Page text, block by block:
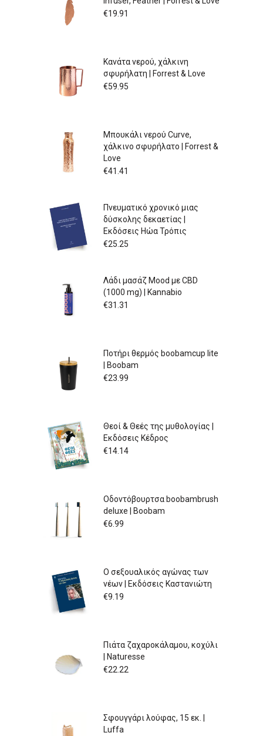
€19.91
Κανάτα νερού, χάλκινη
σφυρήλατη | Forrest & Love
€59.95
Μπουκάλι νερού Curve,
χάλκινο σφυρήλατο | Forrest &
Love
€41.41
Πνευματικό χρονικό μιας
δύσκολης δεκαετίας |
Εκδόσεις Ηώα Τρόπις
€25.25
Λάδι μασάζ Mood με CBD
(1000 mg) | Kannabio
€31.31
Ποτήρι θερμός boobamcup lite
| Boobam
€23.99
Θεοί & Θεές της μυθολογίας |
Εκδόσεις Κέδρος
€14.14
Οδοντόβουρτσα boobambrush
deluxe | Boobam
€6.99
Ο σεξουαλικός αγώνας των
νέων | Εκδόσεις Καστανιώτη
€9.19
Πιάτα ζαχαροκάλαμου, κοχύλι
| Naturesse
€22.22
Σφουγγάρι λούφας, 15 εκ. |
Luffa